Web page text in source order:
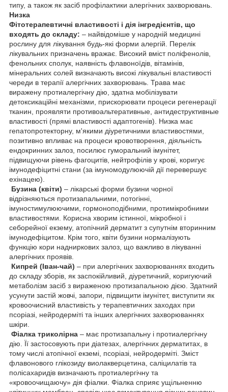
типу, а також як засіб профілактики алергічних захворювань.
Низка
Фітотерапевтичні властивості і дія інгредієнтів, що
входять до складу: – найвідоміше у народній медицині
рослину для лікування будь-які форми алергій. Перелік
лікувальних призначень вражає. Високий вміст поліфенолів,
фенольних сполук, наявність флавоноїдів, вітамінів,
мінеральних солей визначають високі лікувальні властивості
череди в терапії алергічних захворювань. Трава має
виражену протиалергічну дію, здатна мобілізувати
детоксикаційні механізми, прискорювати процеси регенерації
тканин, проявляти противоальтеративные, антидеструктивные
властивості (прямі властивості адаптогенів). Низка має
гепатопротекторну, м'якими діуретичними властивостями,
позитивно впливає на процеси кровотворення, діяльність
ендокринних залоз, посилює гуморальний імунітет,
підвищуючи рівень фагоцитів, нейтрофілів у крові, коригує
імунодефіцитні стани (за імуномодулюючій дії перевершує
ехінацею).
Бузина (квіти) – лікарські форми бузини чорної
відрізняються протизапальними, потогінні,
імуностимулюючими, гормоноподібними, протимікробними
властивостями. Корисна хворим істинної, мікробної і
себорейної екзему, атопічний дерматит з супутнім вторинним
імунодефіцитом. Крім того, квіти бузини нормалізують
функцію кори надниркових залоз, що важливо в лікуванні
алергічних проявів.
Кипрей (Іван-чай) – при алергічних захворюваннях входить
до складу зборів, як заспокійливий, діуретичний, коригуючий
метаболізм засіб з вираженою протизапальною дією. Здатний
усунути застій жовчі, запори, підвищити імунітет, виступити як
кровоочисний властивість у терапевтичних заходах при
псоріазі, нейродерміті та інших алергічних захворюваннях
шкіри.
Фіалка триколірна – має протизапальну і протиалергічну
дію. Її застосовують при діатезах, алергічних дерматитах, в
тому числі атопічної екземі, псоріазі, нейродерміті. Зміст
флавонового глікозиду виолакверцетина, саліцилатів та
полісахаридів визначають протиалергічну та
«кровоочищаючу» дія фіалки. Фіалка сприяє ущільненню